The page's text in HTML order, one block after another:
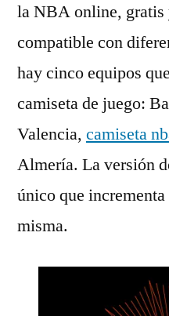
la NBA online, gratis
compatible con
hay cinco equipos
camiseta de juego:
Valencia, camiseta
Almería. La versión
único que
misma.